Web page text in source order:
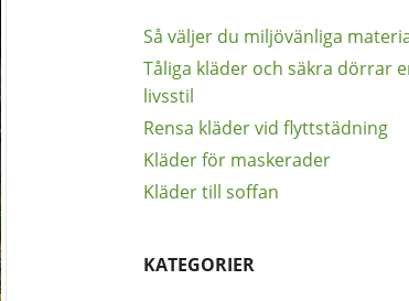
Så väljer du miljövänliga
Tåliga kläder och säkra dörrar
livsstil
Rensa kläder vid flyttstädning
Kläder för maskerader
Kläder till soffan
KATEGORIER